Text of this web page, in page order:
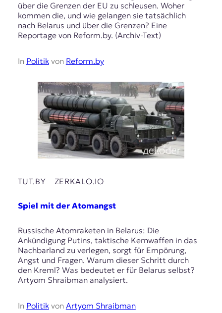
über die Grenzen der EU zu schleusen. Woher
kommen die, und wie gelangen sie tatsächlich
nach Belarus und über die Grenzen? Eine
Reportage von Reform.by. (Archiv-Text)
In Politikvon Reform.by
TUT.BY – ZERKALO.IO
Spiel mit der Atomangst
Russische Atomraketen in Belarus: Die
Ankündigung Putins, taktische Kernwaffen in das
Nachbarland zu verlegen, sorgt für Empörung,
Angst und Fragen. Warum dieser Schritt durch
den Kreml? Was bedeutet er für Belarus selbst?
Artyom Shraibman analysiert.
In Politikvon Artyom Shraibman